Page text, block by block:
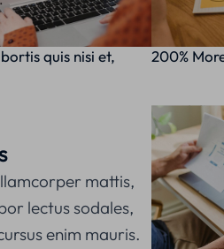
quis nisi et,
200%
mattis,
lectus sodales,
enim mauris.